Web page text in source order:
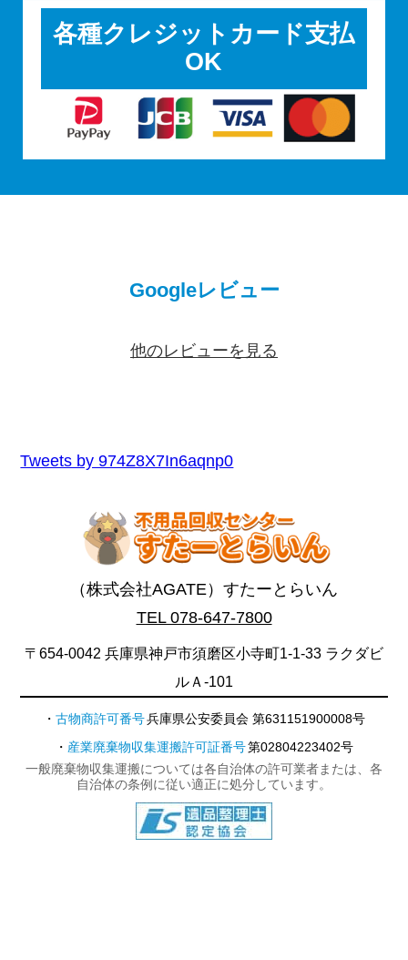
各種クレジットカード支払
OK
Googleレビュー
他のレビューを見る
Tweets by 974Z8X7In6aqnp0
（株式会社AGATE）すたーとらいん
TEL 078-647-7800
〒654-0042 兵庫県神戸市須磨区小寺町1-1-33 ラクダビ
ルＡ-101
古物商許可番号兵庫県公安委員会 第631151900008号
産業廃棄物収集運搬許可証番号第02804223402号
一般廃棄物収集運搬については各自治体の許可業者または、各
自治体の条例に従い適正に処分しています。